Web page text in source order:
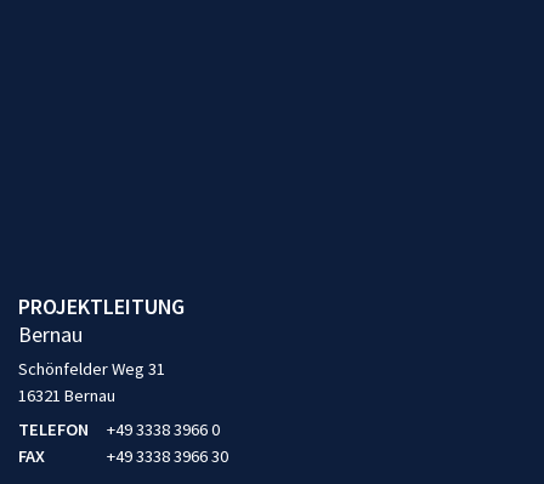
PROJEKTLEITUNG
Bernau
Schönfelder Weg 31
16321 Bernau
TELEFON
+49 3338 3966 0
FAX
+49 3338 3966 30